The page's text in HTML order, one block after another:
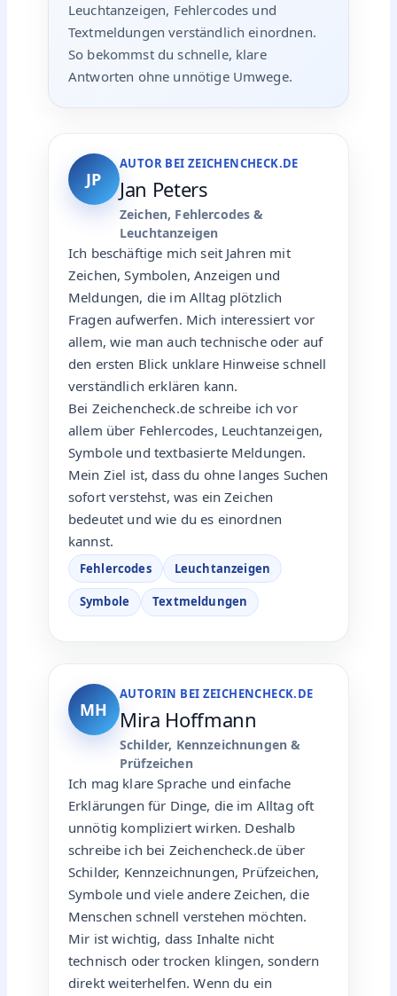
Leuchtanzeigen, Fehlercodes und
Textmeldungen verständlich einordnen.
So bekommst du schnelle, klare
Antworten ohne unnötige Umwege.
JP
AUTOR BEI ZEICHENCHECK.DE
Jan Peters
Zeichen, Fehlercodes &
Leuchtanzeigen
Ich beschäftige mich seit Jahren mit
Zeichen, Symbolen, Anzeigen und
Meldungen, die im Alltag plötzlich
Fragen aufwerfen. Mich interessiert vor
allem, wie man auch technische oder auf
den ersten Blick unklare Hinweise schnell
verständlich erklären kann.
Bei Zeichencheck.de schreibe ich vor
allem über Fehlercodes, Leuchtanzeigen,
Symbole und textbasierte Meldungen.
Mein Ziel ist, dass du ohne langes Suchen
sofort verstehst, was ein Zeichen
bedeutet und wie du es einordnen
kannst.
Fehlercodes Leuchtanzeigen
Symbole Textmeldungen
MH
AUTORIN BEI ZEICHENCHECK.DE
Mira Hoffmann
Schilder, Kennzeichnungen &
Prüfzeichen
Ich mag klare Sprache und einfache
Erklärungen für Dinge, die im Alltag oft
unnötig kompliziert wirken. Deshalb
schreibe ich bei Zeichencheck.de über
Schilder, Kennzeichnungen, Prüfzeichen,
Symbole und viele andere Zeichen, die
Menschen schnell verstehen möchten.
Mir ist wichtig, dass Inhalte nicht
technisch oder trocken klingen, sondern
direkt weiterhelfen. Wenn du ein